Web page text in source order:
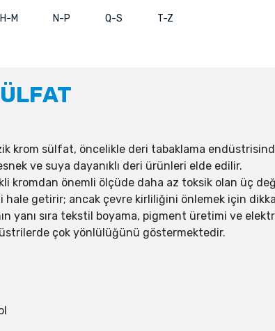
H-M N-P Q-S T-Z
krom sülfat, öncelikle deri tabaklama
ve suya dayanıklı deri ürünleri elde edilir.
kromdan önemli ölçüde daha az toksik olan üç
getirir; ancak çevre kirliliğini önlemek için
yanı sıra tekstil boyama, pigment üretimi ve
çok yönlülüğünü göstermektedir.